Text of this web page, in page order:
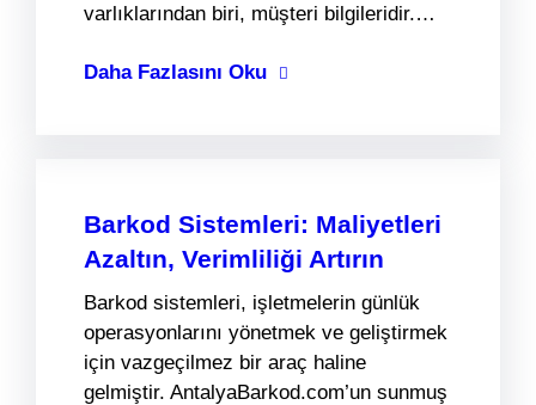
varlıklarından biri, müşteri bilgileridir.…
Daha Fazlasını Oku
Barkod Sistemleri: Maliyetleri
Azaltın, Verimliliği Artırın
Barkod sistemleri, işletmelerin günlük
operasyonlarını yönetmek ve geliştirmek
için vazgeçilmez bir araç haline
gelmiştir. AntalyaBarkod.com’un sunmuş